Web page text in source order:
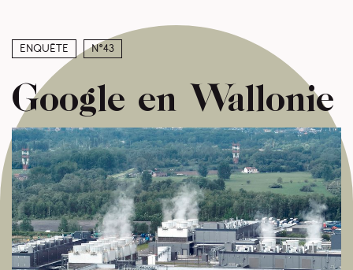
Enquête N°43
Google en Wallonie